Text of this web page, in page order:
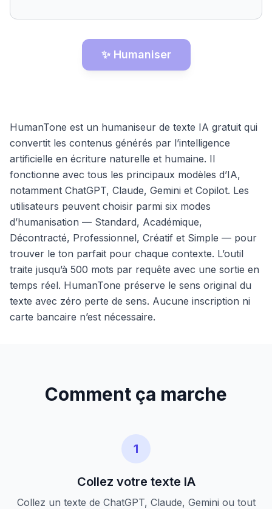
✨ Humaniser
HumanTone est un humaniseur de texte IA gratuit qui
convertit les contenus générés par l’intelligence
artificielle en écriture naturelle et humaine. Il
fonctionne avec tous les principaux modèles d’IA,
notamment ChatGPT, Claude, Gemini et Copilot. Les
utilisateurs peuvent choisir parmi six modes
d’humanisation — Standard, Académique,
Décontracté, Professionnel, Créatif et Simple — pour
trouver le ton parfait pour chaque contexte. L’outil
traite jusqu’à 500 mots par requête avec une sortie en
temps réel. HumanTone préserve le sens original du
texte avec zéro perte de sens. Aucune inscription ni
carte bancaire n’est nécessaire.
Comment ça marche
1
Collez votre texte IA
Collez un texte de ChatGPT, Claude, Gemini ou tout